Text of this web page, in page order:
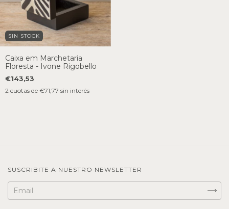
SIN STOCK
Caixa em Marchetaria
Floresta - Ivone Rigobello
€143,53
2 cuotas de €71,77 sin interés
SUSCRIBITE A NUESTRO NEWSLETTER